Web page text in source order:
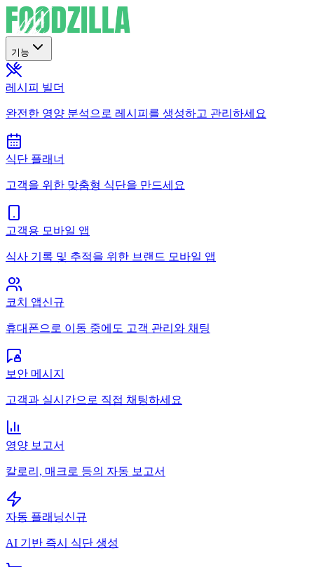
기능
레시피 빌더
완전한 영양 분석으로 레시피를 생성하고 관리하세요
식단 플래너
고객을 위한 맞춤형 식단을 만드세요
고객용 모바일 앱
식사 기록 및 추적을 위한 브랜드 모바일 앱
코치 앱신규
휴대폰으로 이동 중에도 고객 관리와 채팅
보안 메시지
고객과 실시간으로 직접 채팅하세요
영양 보고서
칼로리, 매크로 등의 자동 보고서
자동 플래닝신규
AI 기반 즉시 식단 생성